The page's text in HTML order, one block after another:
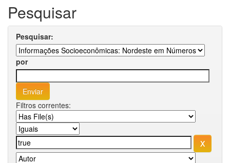
Pesquisar
Pesquisar:
por
Filtros correntes: